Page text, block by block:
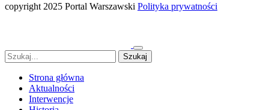
copyright 2025 Portal Warszawski Polityka prywatności
Strona główna
Aktualności
Interwencje